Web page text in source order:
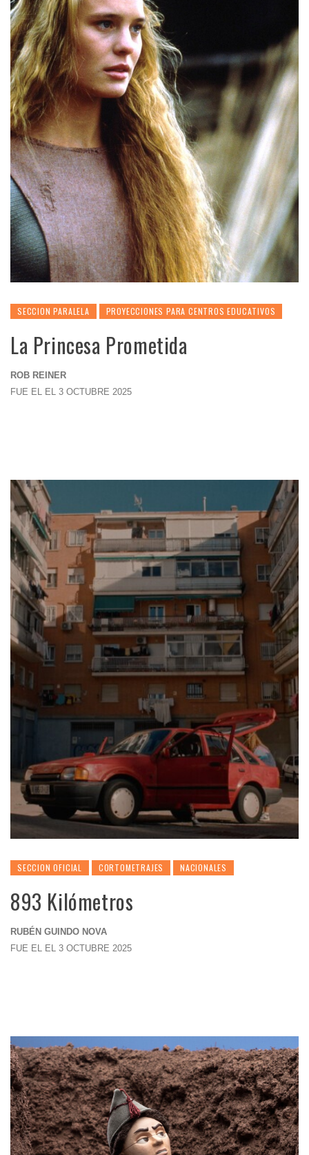
SECCION PARALELA PROYECCIONES PARA CENTROS EDUCATIVOS
La Princesa Prometida
ROB REINER
FUE EL EL 3 OCTUBRE 2025
SECCION OFICIAL CORTOMETRAJES NACIONALES
893 Kilómetros
RUBÉN GUINDO NOVA
FUE EL EL 3 OCTUBRE 2025